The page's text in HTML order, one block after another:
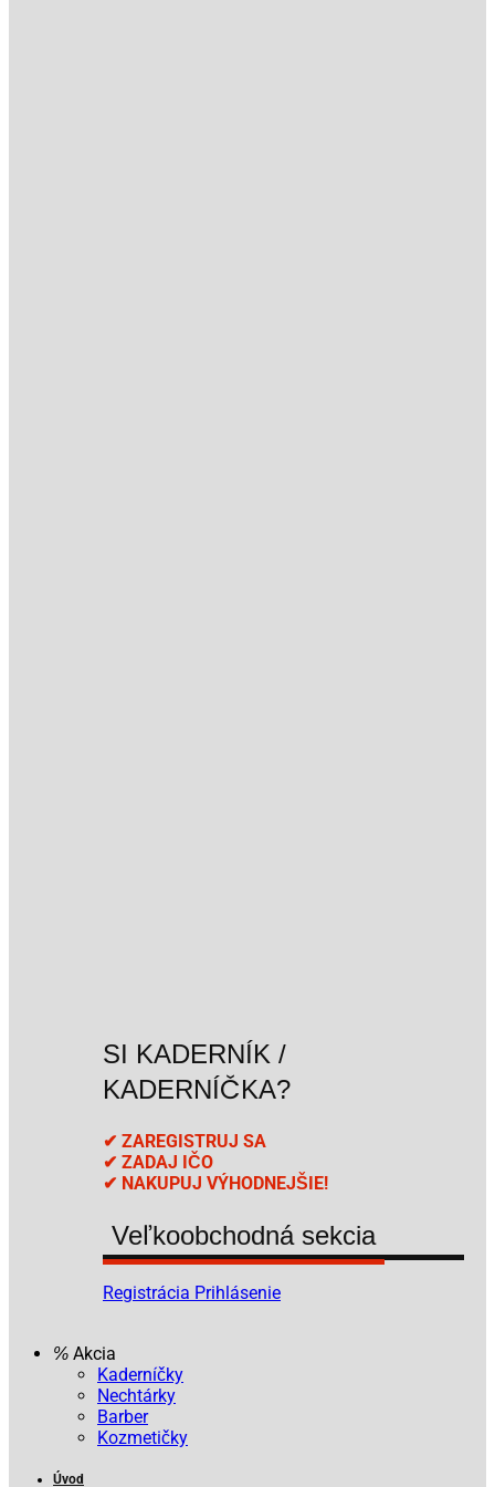
SI KADERNÍK /
KADERNÍČKA?
✔ ZAREGISTRUJ SA
✔ ZADAJ IČO
✔ NAKUPUJ VÝHODNEJŠIE!
Veľkoobchodná sekcia
Registrácia Prihlásenie
Akcia
Kaderníčky
Nechtárky
Barber
Kozmetičky
Úvod